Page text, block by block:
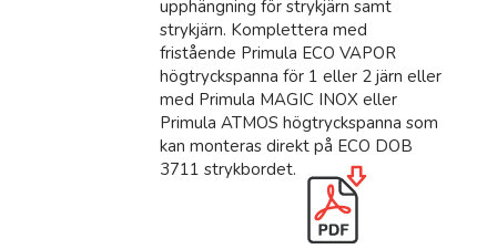
upphängning för strykjärn samt
strykjärn. Komplettera med
fristående Primula ECO VAPOR
högtryckspanna för 1 eller 2 järn eller
med Primula MAGIC INOX eller
Primula ATMOS högtryckspanna som
kan monteras direkt på ECO DOB
3711 strykbordet.